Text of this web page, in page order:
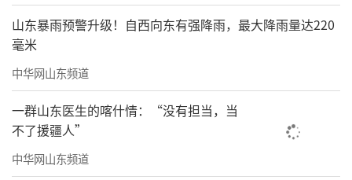
山东暴雨预警升级！自西向东有强降雨，最大降雨量达220
毫米
中华网山东频道
一群山东医生的喀什情：“没有担当，当
不了援疆人”
中华网山东频道